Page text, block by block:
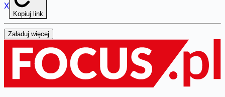
X
Kopiuj link
Załaduj więcej